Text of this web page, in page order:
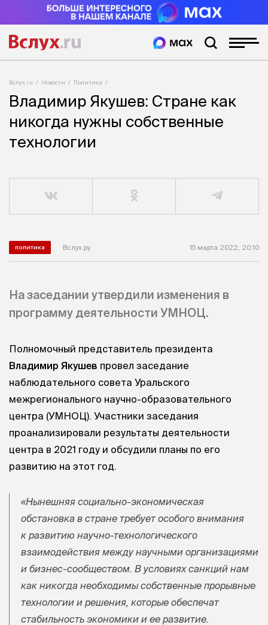
Вслух.ru Новости Политика
Владимир Якушев: Стране как
никогда нужны собственные
технологии
политика Вслух.ру 15 марта 2022, 20:10
На заседании утвердили изменения в
программу деятельности УМНОЦ.
Полномочный представитель президента
Владимир Якушев провел заседание
наблюдательного совета Уральского
межрегионального научно-образовательного
центра (УМНОЦ). Участники заседания
проанализировали результаты деятельности
центра в 2021 году и обсудили планы по его
развитию на этот год.
«Нынешняя социально-экономическая
обстановка в стране требует особого внимания
к развитию научно-технологического
взаимодействия между научными организациями
и бизнес-сообществом. В условиях санкций нам
как никогда необходимы собственные прорывные
технологии и решения, которые обеспечат
стабильность экономики и ее развитие.